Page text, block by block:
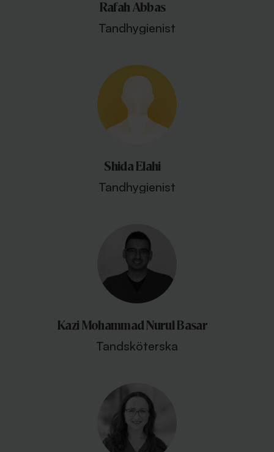
Rafah Abbas
Tandhygienist
Shida Elahi
Tandhygienist
Kazi Mohammad Nurul Basar
Tandsköterska